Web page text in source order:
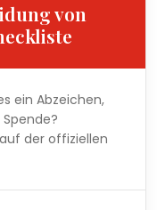
von
ein Abzeichen,
der offiziellen